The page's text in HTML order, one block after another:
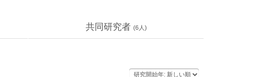
共同研究者 (6 人)